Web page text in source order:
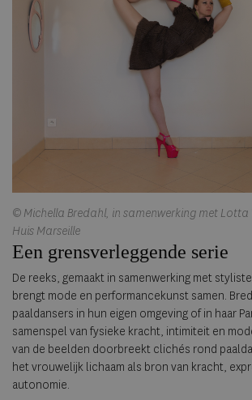
© Michella Bredahl, in samenwerking met
Huis Marseille
Een grensverleggende serie
De reeks, gemaakt in samenwerking met
brengt mode en performancekunst samen.
paaldansers in hun eigen omgeving of in haar
samenspel van fysieke kracht, intimiteit en
van de beelden doorbreekt clichés rond
het vrouwelijk lichaam als bron van kracht,
autonomie.